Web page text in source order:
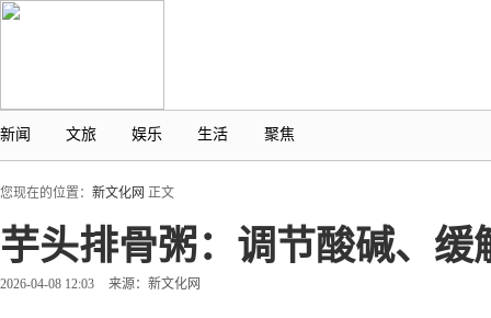
新闻 文旅 娱乐 生活 聚焦
您现在的位置： 新文化网 正文
芋头排骨粥：调节酸碱、缓
2026-04-08 12:03 来源：新文化网